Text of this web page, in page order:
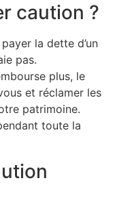
caution ?
la dette d’un
pas.
plus, le
et réclamer les
patrimoine.
toute la